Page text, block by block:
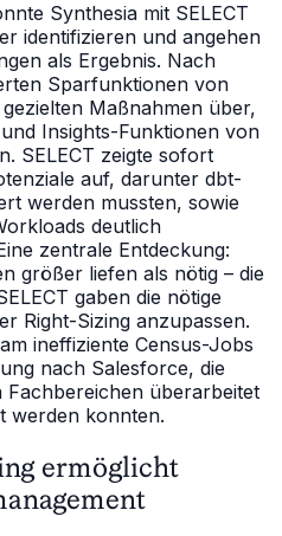
Synthesia mit SELECT
identifizieren und angehen
als Ergebnis. Nach
Sparfunktionen von
Maßnahmen über,
Insights-Funktionen von
SELECT zeigte sofort
auf, darunter dbt-
werden mussten, sowie
deutlich
zentrale Entdeckung:
größer liefen als nötig – die
gaben die nötige
Right-Sizing anzupassen.
ineffiziente Census-Jobs
nach Salesforce, die
überarbeitet
werden konnten.
ermöglicht